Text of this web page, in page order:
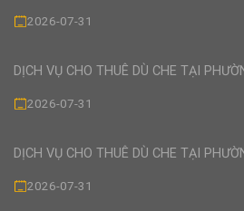
2026-07-31
DỊCH VỤ CHO THUÊ DÙ CHE TẠI
2026-07-31
DỊCH VỤ CHO THUÊ DÙ CHE TẠI
2026-07-31